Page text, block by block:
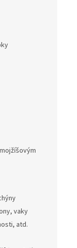
vaky
atd.